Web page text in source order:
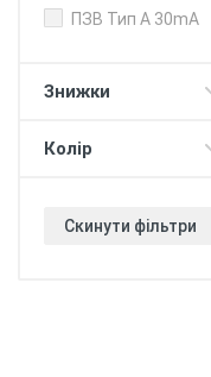
Push-сповіщення
V2H - повербанк з
ПЗВ Тип А 30mA
Знижки
Колір
Скинути фільтри